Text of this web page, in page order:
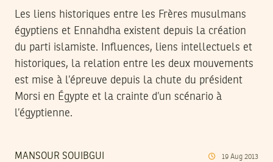
Les liens historiques entre les Frères musulmans
égyptiens et Ennahdha existent depuis la création
du parti islamiste. Influences, liens intellectuels et
historiques, la relation entre les deux mouvements
est mise à l’épreuve depuis la chute du président
Morsi en Égypte et la crainte d’un scénario à
l’égyptienne.
MANSOUR SOUIBGUI 19 Aug 2013